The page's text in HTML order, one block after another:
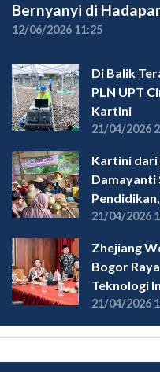
Bernyanyi di
12/06/2026 11:25
Di Balik
PLN UPT
Kartini
21/04/2026
Kartini dari
Damayanti
21/04/2026
Zhejiang
Bogor
Teknologi
21/04/2026